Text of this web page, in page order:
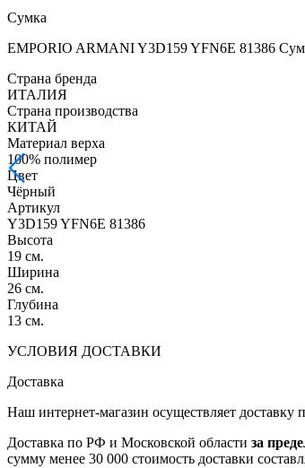
Сумка
EMPORIO ARMANI Y3D159 YFN6E 81386
Страна бренда
ИТАЛИЯ
Страна производства
КИТАЙ
Материал верха
100% полимер
Цвет
Чёрный
Артикул
Y3D159 YFN6E 81386
Высота
19 см.
Ширина
26 см.
Глубина
13 см.
УСЛОВИЯ ДОСТАВКИ
Доставка
Наш интернет-магазин осуществляет
Доставка по РФ и Московской области за
сумму менее 30 000 стоимость доставки